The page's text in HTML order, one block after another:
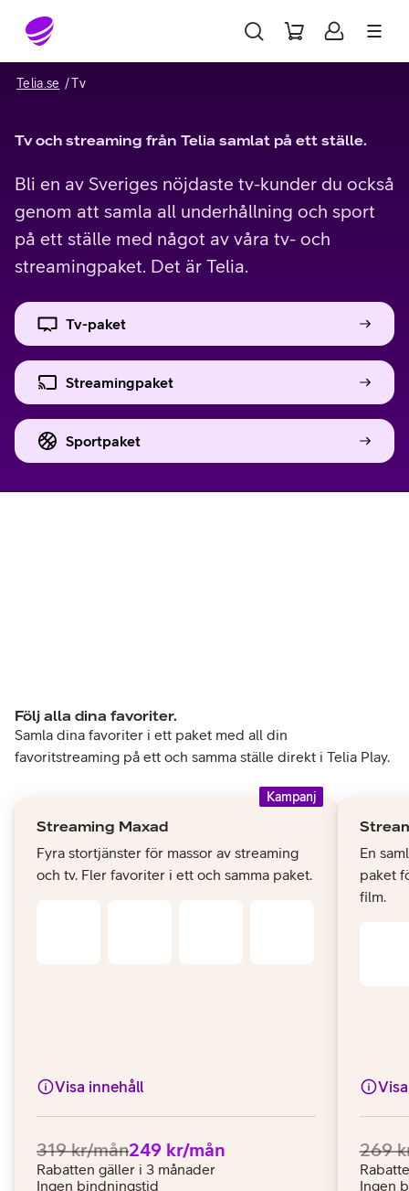
Gå till sidans innehåll
Telia.se Tv
Tv och streaming från Telia samlat på ett ställe.
Bli en av Sveriges nöjdaste tv-kunder du också
genom att samla all underhållning och sport
på ett ställe med något av våra tv- och
streamingpaket. Det är Telia.
Tv-paket
Streamingpaket
Sportpaket
Följ alla dina favoriter.
Samla dina favoriter i ett paket med all din
favoritstreaming på ett och samma ställe direkt i Telia Play.
Kampanj
Streaming Maxad
Fyra stortjänster för massor av streaming
och tv. Fler favoriter i ett och samma paket.
Visa innehåll
Ordinarie pris:
319 kr/mån.Pris:
249 kr/mån
Rabatten gäller i 3 månader
Ingen bindningstid
En
paket
film.
269
Ingen